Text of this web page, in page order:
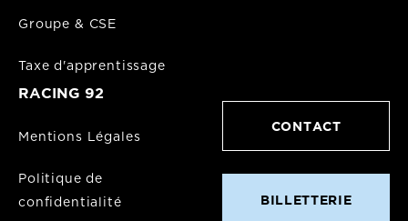
Groupe & CSE
Taxe d'apprentissage
RACING 92
Mentions Légales
Politique de
confidentialité
CONTACT
BILLETTERIE